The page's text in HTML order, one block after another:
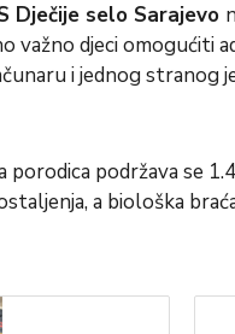
Dječije selo Sarajevo
važno djeci omogućiti
i jednog stranog
podržava se
a biološka